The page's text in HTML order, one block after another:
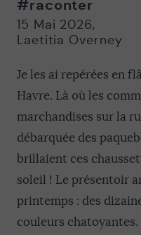
#raconter
15 Mai 2026,
Laetitia Overney
Je les ai repérées en
Havre. Là où les
marchandises sur la
débarquée des
brillaient ces
soleil ! Le présentoir
printemps : des
couleurs